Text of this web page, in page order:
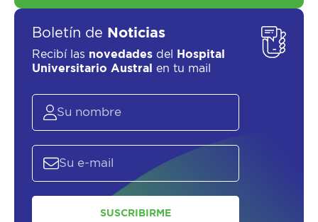
Boletín de Noticias
Recibí las novedades del
Hospital
Universitario Austral
en tu mail
SUSCRIBIRME